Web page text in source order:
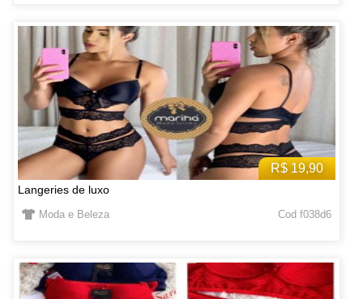
R$ 19,90
Langeries de luxo
Moda e Beleza Cod f038d6